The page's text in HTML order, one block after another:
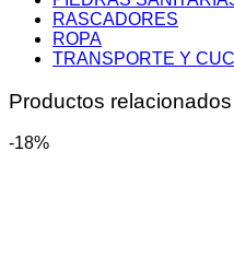
RASCADORES
ROPA
TRANSPORTE Y
Productos relacionados
-18%